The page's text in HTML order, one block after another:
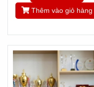
Hoặc quay về Trang chủ
Thêm vào giỏ hàng